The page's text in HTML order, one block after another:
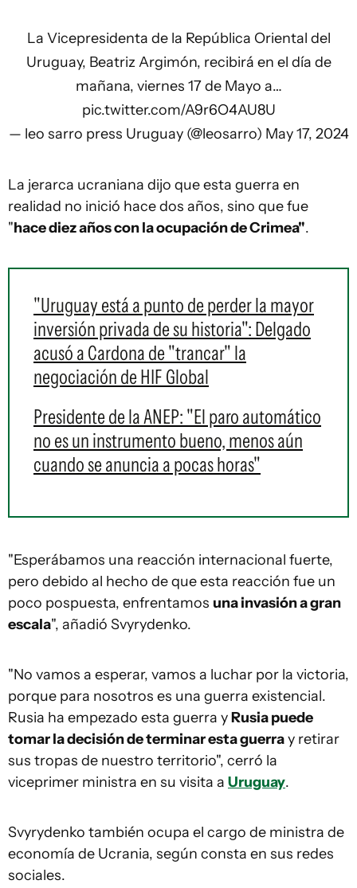
La Vicepresidenta de la República Oriental del
Uruguay, Beatriz Argimón, recibirá en el día de
mañana, viernes 17 de Mayo a…
pic.twitter.com/A9r6O4AU8U
— leo sarro press Uruguay (@leosarro) May 17, 2024
La jerarca ucraniana dijo que esta guerra en
realidad no inició hace dos años, sino que fue
"hace diez años con la ocupación de Crimea".
"Uruguay está a punto de perder la mayor
inversión privada de su historia": Delgado
acusó a Cardona de "trancar" la
negociación de HIF Global
Presidente de la ANEP: "El paro automático
no es un instrumento bueno, menos aún
cuando se anuncia a pocas horas"
"Esperábamos una reacción internacional fuerte,
pero debido al hecho de que esta reacción fue un
poco pospuesta, enfrentamos una invasión a gran
escala", añadió Svyrydenko.
"No vamos a esperar, vamos a luchar por la victoria,
porque para nosotros es una guerra existencial.
Rusia ha empezado esta guerra yRusia puede
tomar la decisión de terminar esta guerray retirar
sus tropas de nuestro territorio", cerró la
viceprimer ministra en su visita a Uruguay.
Svyrydenko también ocupa el cargo de ministra de
economía de Ucrania, según consta en sus redes
sociales.